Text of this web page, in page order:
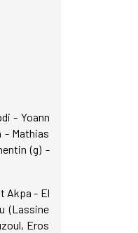
- Yoann
- Mathias
(g) -
Akpa - El
(Lassine
Eros